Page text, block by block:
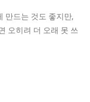
만드는 것도 좋지만,
오히려 더 오래 못 쓰